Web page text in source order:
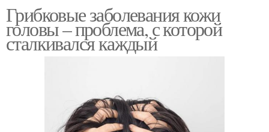
Грибковые заболевания кожи
головы – проблема, с которой
сталкивался каждый